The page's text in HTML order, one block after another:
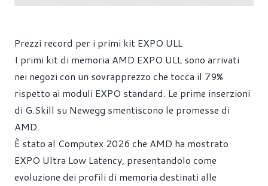
Prezzi record per i primi kit EXPO ULL
I primi kit di memoria AMD EXPO ULL sono arrivati
nei negozi con un sovrapprezzo che tocca il 79%
rispetto ai moduli EXPO standard. Le prime inserzioni
di G.Skill su Newegg smentiscono le promesse di
AMD.
È stato al Computex 2026 che AMD ha mostrato
EXPO Ultra Low Latency, presentandolo come
evoluzione dei profili di memoria destinati alle